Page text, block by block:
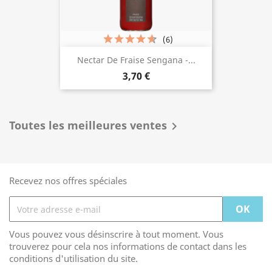
Nectar De Fraise Sengana -...
3,70 €
(6)
Toutes les meilleures ventes 
Recevez nos offres spéciales
Vous pouvez vous désinscrire à tout moment. Vous
trouverez pour cela nos informations de contact dans les
conditions d'utilisation du site.